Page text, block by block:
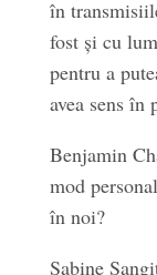
în
fost și cu
pentru a
avea sens în
Benjamin
mod
în noi?
Sabine